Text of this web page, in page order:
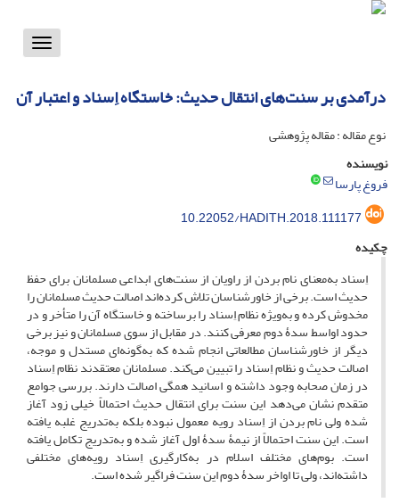
Toggle
درآمدی بر سنت‌های انتقال حدیث: خاستگاه اِسناد و اعتبار آن
نوع مقاله : مقاله پژوهشی
نویسنده
فروغ پارسا
10.22052/HADITH.2018.111177
چکیده
اِسناد به‌معنای نام بردن از راویان از سنت‌های ابداعی مسلمانان برای حفظ
حدیث است. برخی از خاورشناسان تلاش کرده‌اند اصالت حدیث مسلمانان را
مخدوش کرده و به‌ویژه نظام اِسناد را برساخته و خاستگاه آن را متأخر و در
حدود اواسط سدۀ دوم معرفی کنند. در مقابل از سوی مسلمانان و نیز برخی
دیگر از خاورشناسان مطالعاتی انجام شده که به‌گونه‌ای مستدل و موجه،
اصالت حدیث و نظام اِسناد را تبیین می‌کند. مسلمانان معتقدند نظام اِسناد
در زمان صحابه وجود داشته و اسانید همگی اصالت دارند. بررسی جوامع
متقدم نشان می‌دهد این سنت برای انتقال حدیث احتمالاً خیلی زود آغاز
شده ولی نام بردن از اِسناد رویه معمول نبوده بلکه به‌تدریج غلبه یافته
است. این سنت احتمالاً از نیمۀ سدۀ اول آغاز شده و به‌تدریج تکامل یافته
است. بوم‌های مختلف اسلام در به‌کارگیری اِسناد رویه‌های مختلفی
داشته‌اند، ولی تا اواخر سدۀ دوم این سنت فراگیر شده است.